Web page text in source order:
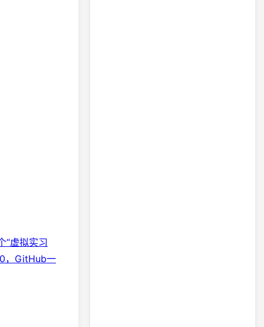
“虚拟实习
，GitHub一